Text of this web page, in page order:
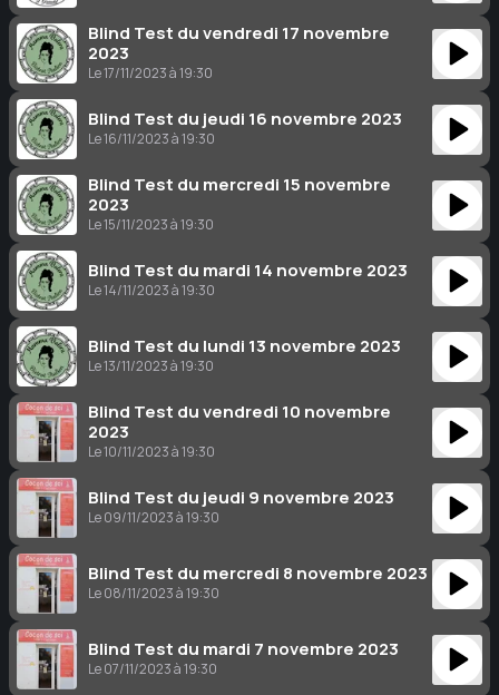
Blind Test du vendredi 17 novembre
2023
Le 17/11/2023 à 19:30
Blind Test du jeudi 16 novembre 2023
Le 16/11/2023 à 19:30
Blind Test du mercredi 15 novembre
2023
Le 15/11/2023 à 19:30
Blind Test du mardi 14 novembre 2023
Le 14/11/2023 à 19:30
Blind Test du lundi 13 novembre 2023
Le 13/11/2023 à 19:30
Blind Test du vendredi 10 novembre
2023
Le 10/11/2023 à 19:30
Blind Test du jeudi 9 novembre 2023
Le 09/11/2023 à 19:30
Blind Test du mercredi 8 novembre 2023
Le 08/11/2023 à 19:30
Blind Test du mardi 7 novembre 2023
Le 07/11/2023 à 19:30